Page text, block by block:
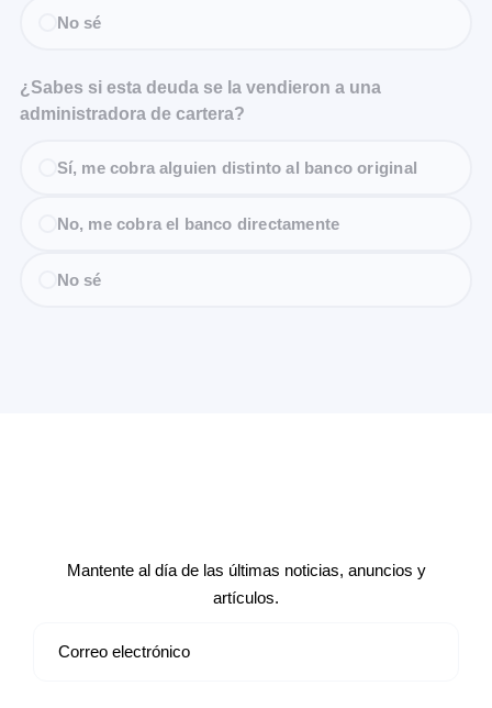
No sé
¿Sabes si esta deuda se la vendieron a una
administradora de cartera?
Sí, me cobra alguien distinto al banco original
No, me cobra el banco directamente
No sé
Mantente al día de las últimas noticias, anuncios y
artículos.